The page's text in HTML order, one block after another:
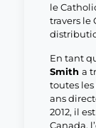
le
travers le
En tant
Smith a
toutes
ans
2012, il
Canada,